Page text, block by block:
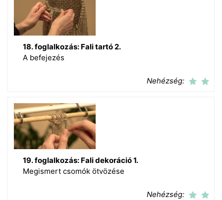
18. foglalkozás: Fali tartó 2.
A befejezés
Nehézség:
19. foglalkozás: Fali dekoráció 1.
Megismert csomók ötvözése
Nehézség: